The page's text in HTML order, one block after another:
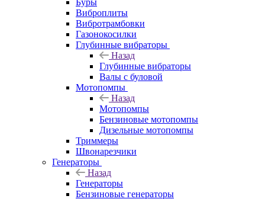
Буры
Виброплиты
Вибротрамбовки
Газонокосилки
Глубинные вибраторы
Назад
Глубинные вибраторы
Валы с буловой
Мотопомпы
Назад
Мотопомпы
Бензиновые мотопомпы
Дизельные мотопомпы
Триммеры
Швонарезчики
Генераторы
Назад
Генераторы
Бензиновые генераторы